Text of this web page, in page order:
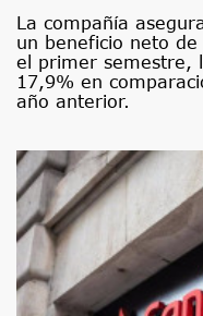
La compañía
un beneficio neto
el primer semestre,
17,9% en
año anterior.